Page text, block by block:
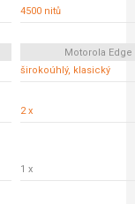
4500 nitů
Motorola Edge
širokoúhlý, klasický
2 x
1 x